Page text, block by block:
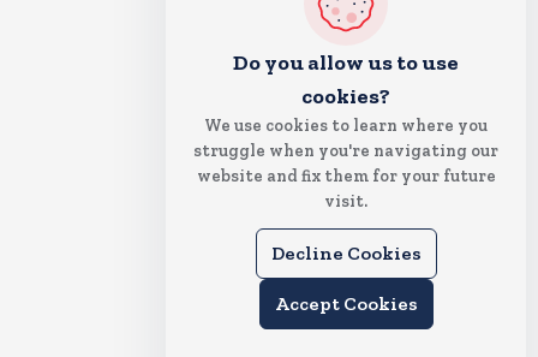
Do you allow us to use
cookies?
We use cookies to learn where you
struggle when you're navigating our
website and fix them for your future
visit.
Decline Cookies
Accept Cookies